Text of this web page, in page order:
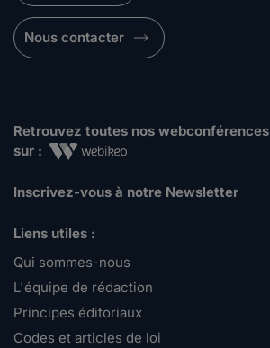
Nous contacter
Retrouvez toutes nos webconférences
sur :
Inscrivez-vous à notre Newsletter
Liens utiles :
Qui sommes-nous
L'équipe de rédaction
Principes éditoriaux
Codes et articles de loi